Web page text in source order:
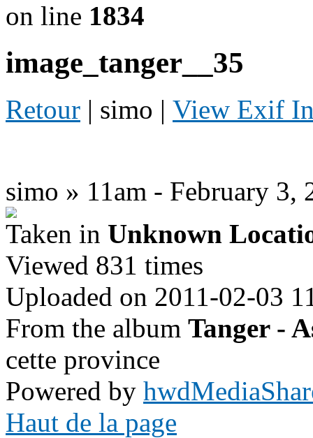
on line 1834
image_tanger__35
Retour | simo | View Exif
simo » 11am - February 3,
Taken in Unknown
Viewed 831 times
Uploaded on 2011-02-03
From the album Tanger -
cette province
Powered by
Haut de la page